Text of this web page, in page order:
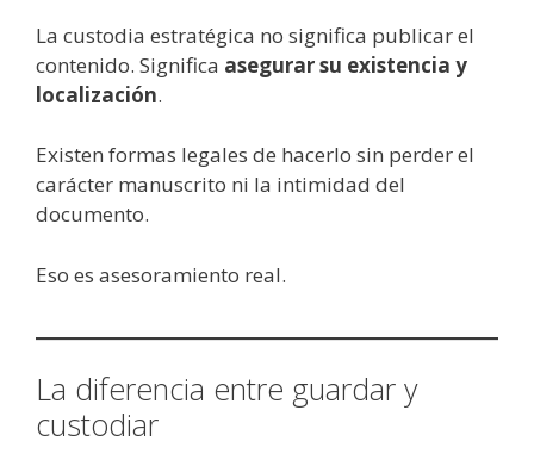
La custodia estratégica no significa publicar el
contenido. Significa asegurar su existencia y
localización.
Existen formas legales de hacerlo sin perder el
carácter manuscrito ni la intimidad del
documento.
Eso es asesoramiento real.
La diferencia entre guardar y
custodiar